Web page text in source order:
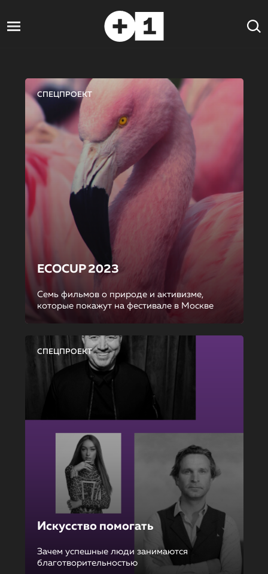
СПЕЦПРОЕКТ
ECOCUP 2023
Семь фильмов о природе и активизме,
которые покажут на фестивале в Москве
СПЕЦПРОЕКТ
Искусство помогать
Зачем успешные люди занимаются
благотворительностью